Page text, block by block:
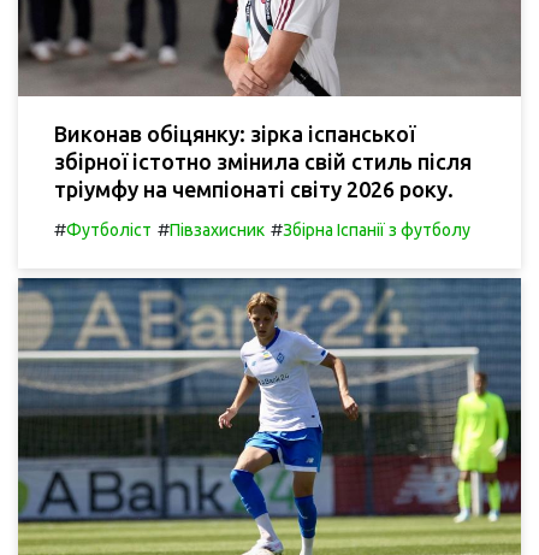
Виконав обіцянку: зірка іспанської
збірної істотно змінила свій стиль після
тріумфу на чемпіонаті світу 2026 року.
#Футболіст #Півзахисник #Збірна Іспанії з футболу